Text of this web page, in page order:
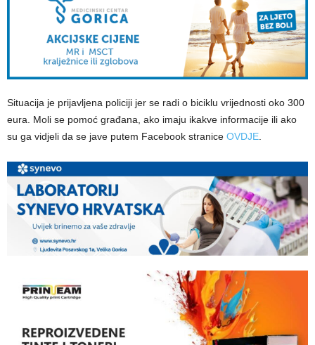
Situacija je prijavljena policiji jer se radi o biciklu vrijednosti oko 300
eura. Moli se pomoć građana, ako imaju ikakve informacije ili ako
su ga vidjeli da se jave putem Facebook stranice OVDJE